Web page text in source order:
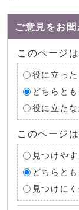
ご意見をお
このページ
役に立った
どちらと
役に立たな
このページ
見つけや
どちらと
見つけに